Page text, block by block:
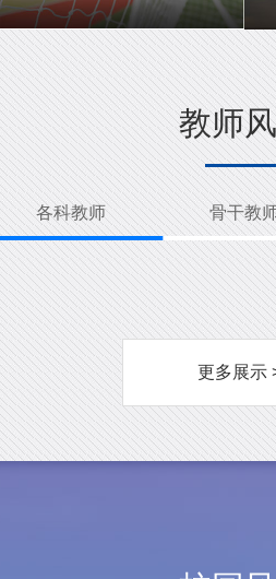
少儿部活动
教师
各科教师 骨干教
更多展示